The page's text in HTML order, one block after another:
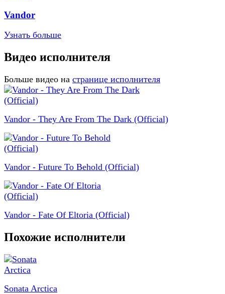
Vandor
Узнать больше
Видео исполнителя
Больше видео на странице исполнителя
Vandor - They Are From The Dark (Official)
Vandor - Future To Behold (Official)
Vandor - Fate Of Eltoria (Official)
Похожие исполнители
Sonata Arctica